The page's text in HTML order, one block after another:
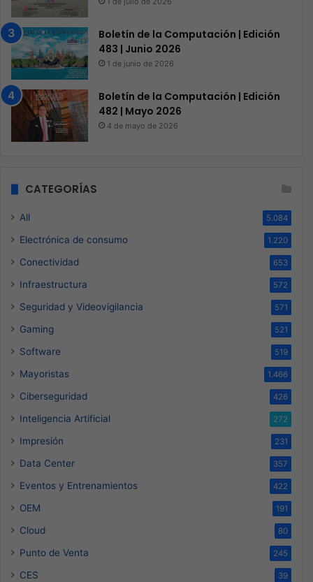
Boletín de la Computación | Edición
483 | Junio 2026
1 de junio de 2026
Boletín de la Computación | Edición
482 | Mayo 2026
4 de mayo de 2026
CATEGORÍAS
All 5.084
Electrónica de consumo 1.220
Conectividad 653
Infraestructura 572
Seguridad y Videovigilancia 571
Gaming 521
Software 519
Mayoristas 1.466
Ciberseguridad 426
Inteligencia Artificial 272
Impresión 231
Data Center 357
Eventos y Entrenamientos 422
OEM 191
Cloud 80
Punto de Venta 245
CES 39